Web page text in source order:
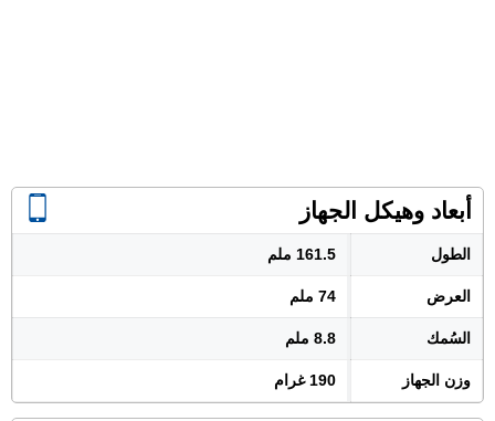
أبعاد وهيكل الجهاز
الطول 161.5 ملم
العرض 74 ملم
السُمك 8.8 ملم
وزن الجهاز 190 غرام